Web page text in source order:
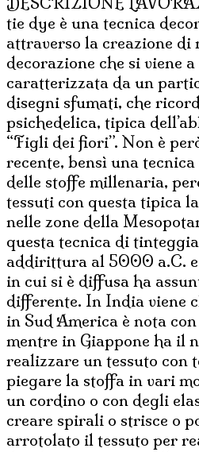
tie dye è una tecnica
attraverso la creazione di
decorazione che si viene
caratterizzata da un
disegni sfumati, che
psichedelica, tipica
“Figli dei fiori”. Non è
recente, bensì una
delle stoffe millenaria,
tessuti con questa tipica
nelle zone della
questa tecnica di
addirittura al 5000 a.C. e
in cui si è diffusa ha
differente. In India viene
in Sud America è nota
mentre in Giappone ha il
realizzare un tessuto con
piegare la stoffa in vari
un cordino o con degli
creare spirali o strisce o
arrotolato il tessuto per